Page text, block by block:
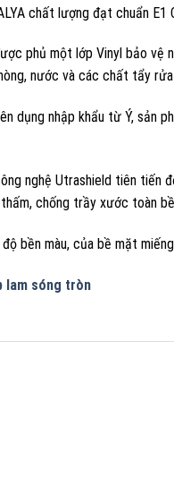
chất lượng đạt chuẩn E1
phủ một lớp Vinyl bảo
nước và các chất tẩy rửa
dụng nhập khẩu từ Ý, sản
nghệ Utrashield tiên tiến
chống trầy xước toàn
bền màu, của bề mặt
lam sóng tròn